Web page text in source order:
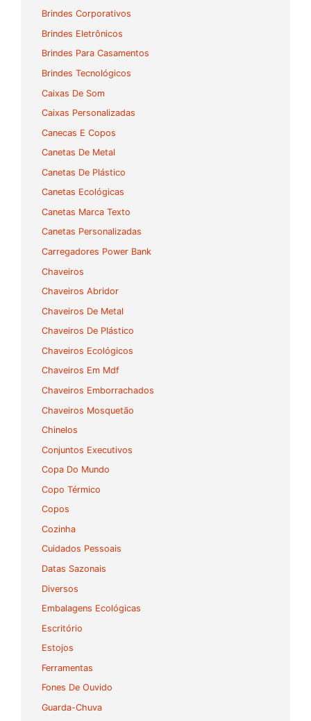
Brindes Corporativos
Brindes Eletrônicos
Brindes Para Casamentos
Brindes Tecnológicos
Caixas De Som
Caixas Personalizadas
Canecas E Copos
Canetas De Metal
Canetas De Plástico
Canetas Ecológicas
Canetas Marca Texto
Canetas Personalizadas
Carregadores Power Bank
Chaveiros
Chaveiros Abridor
Chaveiros De Metal
Chaveiros De Plástico
Chaveiros Ecológicos
Chaveiros Em Mdf
Chaveiros Emborrachados
Chaveiros Mosquetão
Chinelos
Conjuntos Executivos
Copa Do Mundo
Copo Térmico
Copos
Cozinha
Cuidados Pessoais
Datas Sazonais
Diversos
Embalagens Ecológicas
Escritório
Estojos
Ferramentas
Fones De Ouvido
Guarda-Chuva